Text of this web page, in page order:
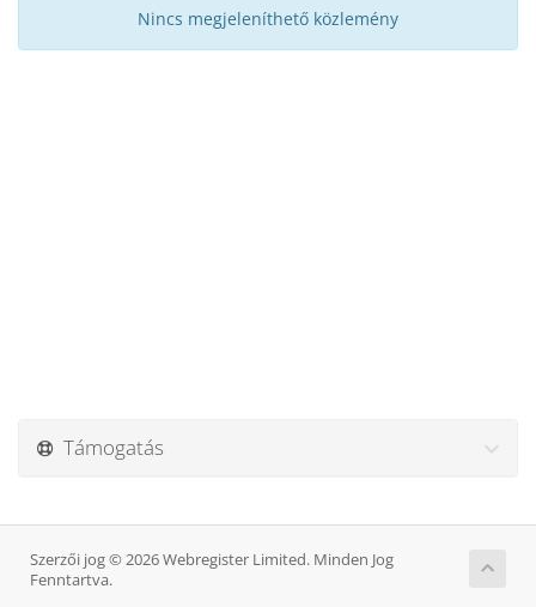
Nincs megjeleníthető közlemény
Támogatás
Szerzői jog © 2026 Webregister Limited. Minden Jog
Fenntartva.